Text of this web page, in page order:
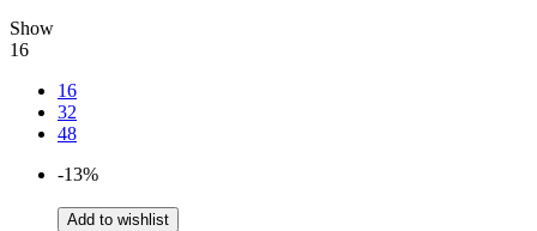
Show
16
16
32
48
-13%
Add to wishlist